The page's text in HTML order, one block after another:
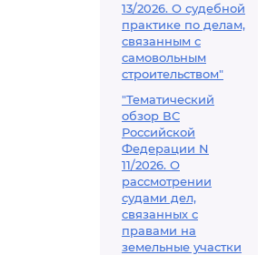
13/2026. О судебной
практике по делам,
связанным с
самовольным
строительством"
"Тематический
обзор ВС
Российской
Федерации N
11/2026. О
рассмотрении
судами дел,
связанных с
правами на
земельные участки